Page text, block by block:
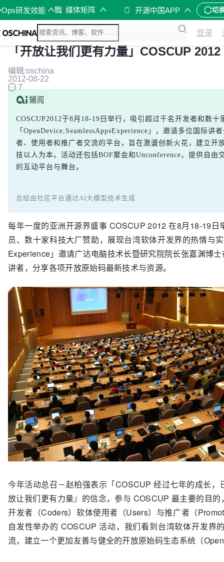
研发效能 媒体矩阵 开源中国APP 切
登录
「开放让我们更有力量」COSCUP 2012
编辑:oschina
2012-08-22
7
COSCUP2012于8月18-19日举行，吸引超过千名开发者和数
「OpenDevice,SeamlessAppsExperience」，邀请多位国际
者、使用者和推广者交流的平台，旨在激盪创新火花，建立开
技以人为本。活动还包括BOF聚会和Unconference，提供自
的互动平台与舞台。
总结由社区平台通过AI大模型技术生成
每年一度的亚洲开源界盛事 COSCUP 2012 在8月18-19
员、数十家科技大厂赞助，展现台湾软体开发界的热情与
Experience」邀请广达电脑技术长暨研究院院长张嘉渊博
讲者，分享各项开放原始码最新技术与资源。
今年活动总召－赵柏强表示「COSCUP 经过七年的成长
放让我们更有力量』的信念，参与 COSCUP 最主要的目
开发者（Coders）软体使用者（Users）与推广者（
自发性举办的 COSCUP 活动，我们看到台湾软体开发界
流，建立一个更加友善与健全的开放原始码生态系统（